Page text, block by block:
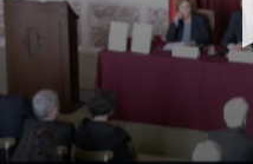
Fine contenuto
Vai al contenuto principale